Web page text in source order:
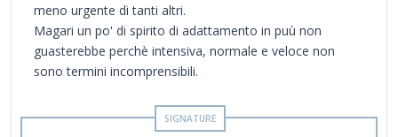
meno urgente di tanti altri.
Magari un po' di spirito di adattamento in puù non
guasterebbe perchè intensiva, normale e veloce non
sono termini incomprensibili.